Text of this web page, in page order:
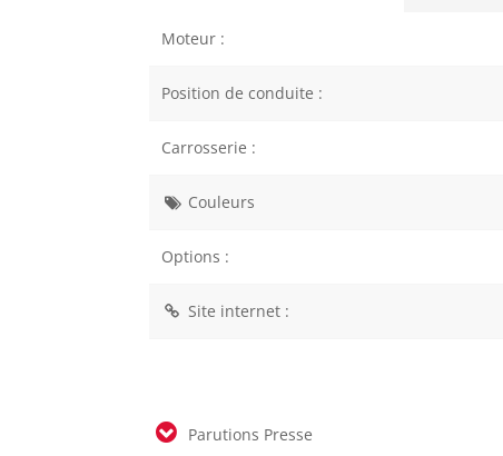
Moteur :
Position de conduite :
Carrosserie :
Couleurs
Options :
Site internet :
Parutions Presse